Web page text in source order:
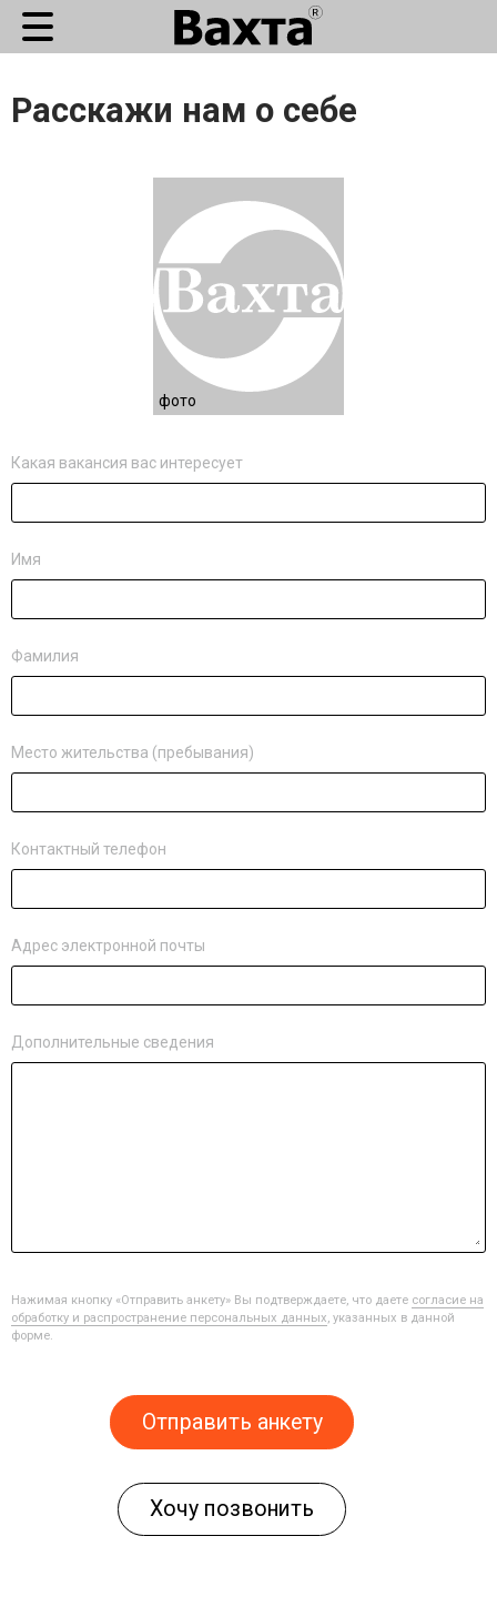
Расскажи нам о себе
фото
Какая вакансия вас интересует
Имя
Фамилия
Место жительства (пребывания)
Контактный телефон
Адрес электронной почты
Дополнительные сведения
Нажимая кнопку «Отправить анкету» Вы подтверждаете, что даете согласие на
обработку и распространение персональных данных, указанных в данной
форме.
Отправить анкету
Хочу позвонить